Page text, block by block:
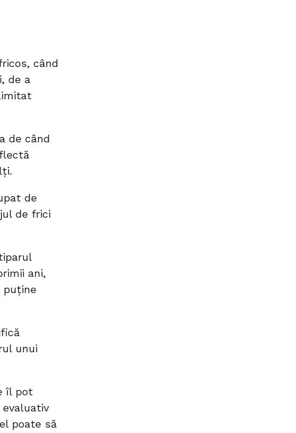
când
de a
de când
de
de frici
ani,
puține
unui
îl pot
poate să